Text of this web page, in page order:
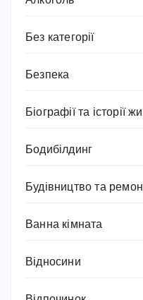
Без категорії
Безпека
Біографії та історії
Бодибілдинг
Будівництво та
Ванна кімната
Відносини